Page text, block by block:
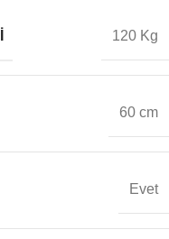
120 Kg
60 cm
Evet